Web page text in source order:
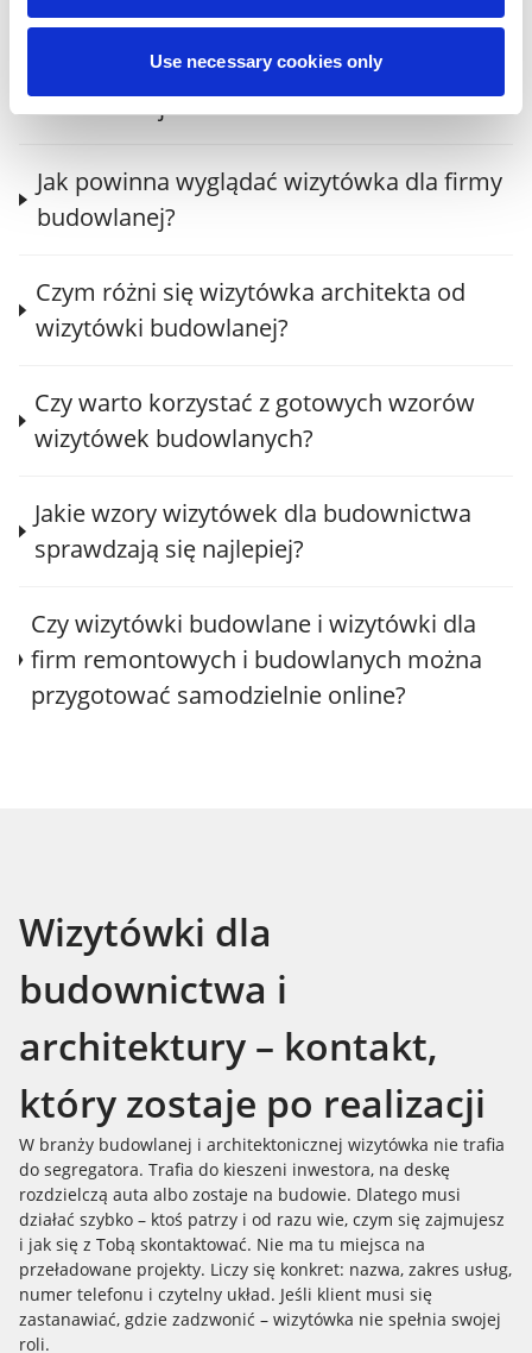
Use necessary cookies only
Co powinna zawierać wizytówka firmy
budowlanej?
Jak powinna wyglądać wizytówka dla firmy
budowlanej?
Czym różni się wizytówka architekta od
wizytówki budowlanej?
Czy warto korzystać z gotowych wzorów
wizytówek budowlanych?
Jakie wzory wizytówek dla budownictwa
sprawdzają się najlepiej?
Czy wizytówki budowlane i wizytówki dla
firm remontowych i budowlanych można
przygotować samodzielnie online?
Wizytówki dla
budownictwa i
architektury – kontakt,
który zostaje po realizacji
W branży budowlanej i architektonicznej wizytówka nie trafia
do segregatora. Trafia do kieszeni inwestora, na deskę
rozdzielczą auta albo zostaje na budowie. Dlatego musi
działać szybko – ktoś patrzy i od razu wie, czym się zajmujesz
i jak się z Tobą skontaktować. Nie ma tu miejsca na
przeładowane projekty. Liczy się konkret: nazwa, zakres usług,
numer telefonu i czytelny układ. Jeśli klient musi się
zastanawiać, gdzie zadzwonić – wizytówka nie spełnia swojej
roli.